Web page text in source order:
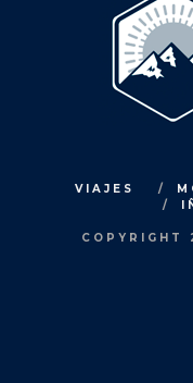
VIAJES
COPYRIGHT